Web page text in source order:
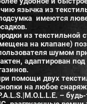
язычка из
имеются
из
на клапане)
шумом
адаптирован
помощи двух
на любое
–